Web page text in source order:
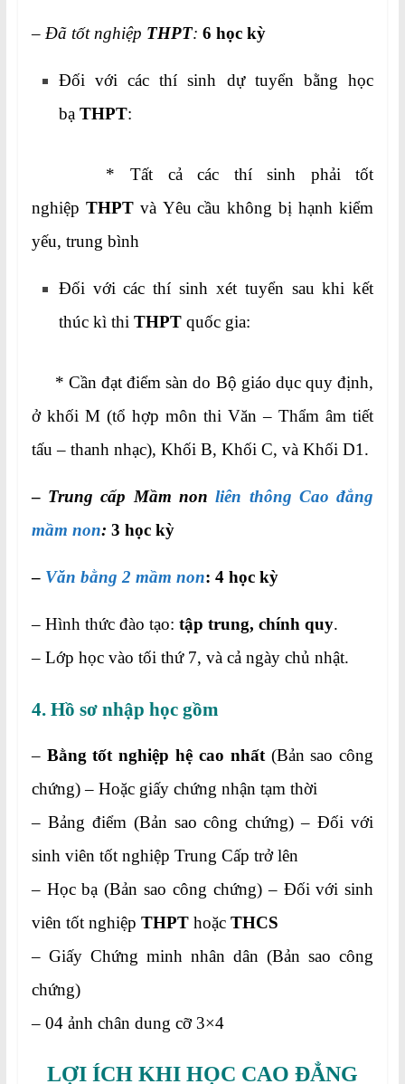
–Đã tốt nghiệp THPT: 6 học kỳ
Đối với các thí sinh dự tuyển bằng học
bạ THPT:
* Tất cả các thí sinh phải tốt
nghiệp THPTvà Yêu cầu không bị hạnh kiểm
yếu, trung bình
Đối với các thí sinh xét tuyển sau khi kết
thúc kì thiTHPTquốc gia:
* Cần đạt điểm sàn do Bộ giáo dục quy định,
ở khối M (tổ hợp môn thi Văn – Thẩm âm tiết
tấu – thanh nhạc), Khối B, Khối C, và Khối D1.
– Trung cấp Mầm nonliên thông Cao đẳng
mầm non: 3 học kỳ
– Văn bằng 2 mầm non: 4 học kỳ
– Hình thức đào tạo: tập trung, chính quy.
– Lớp học vào tối thứ 7, và cả ngày chủ nhật.
4. Hồ sơ nhập học gồm
– Bằng tốt nghiệp hệ cao nhất(Bản sao công
chứng) – Hoặc giấy chứng nhận tạm thời
– Bảng điểm (Bản sao công chứng) – Đối với
sinh viên tốt nghiệp Trung Cấp trở lên
– Học bạ (Bản sao công chứng) – Đối với sinh
viên tốt nghiệp THPThoặc THCS
– Giấy Chứng minh nhân dân (Bản sao công
chứng)
– 04 ảnh chân dung cỡ 3×4
LỢI ÍCH KHI HỌC CAO ĐẲNG